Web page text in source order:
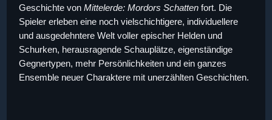
Geschichte von Mittelerde: Mordors Schatten fort. Die
Spieler erleben eine noch vielschichtigere, individuellere
und ausgedehntere Welt voller epischer Helden und
Schurken, herausragende Schauplätze, eigenständige
Gegnertypen, mehr Persönlichkeiten und ein ganzes
Ensemble neuer Charaktere mit unerzählten Geschichten.